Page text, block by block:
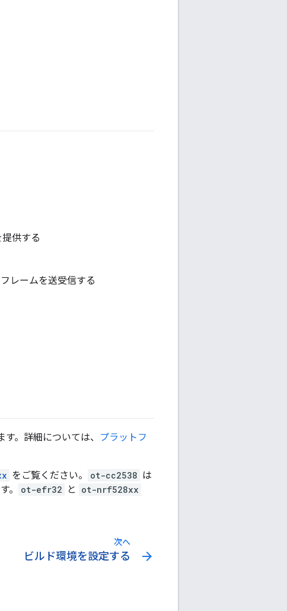
供する
レームを送受信する
。詳細については、
プラットフ
をご覧ください。 ot-cc2538 は
。
ot-efr32 と
ot-nrf528xx
次へ
ビルド環境を設定する arrow_forward